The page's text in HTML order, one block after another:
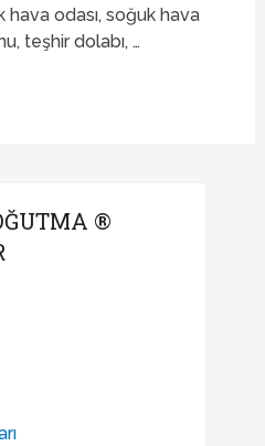
odası, soğuk hava
teşhir dolabı, …
®